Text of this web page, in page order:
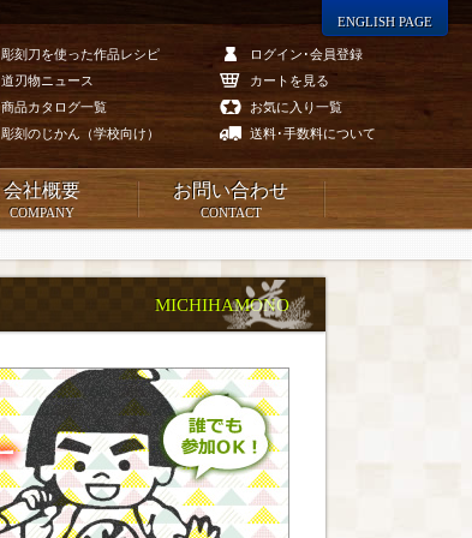
彫刻刀を使った作品レシピ
道刃物ニュース
商品カタログ一覧
彫刻のじかん（学校向け）
ログイン･会員登録
カートを見る
お気に入り一覧
送料･手数料について
ENGLISH PAGE
会社概要
COMPANY
お問い合わせ
CONTACT
MICHIHAMONO